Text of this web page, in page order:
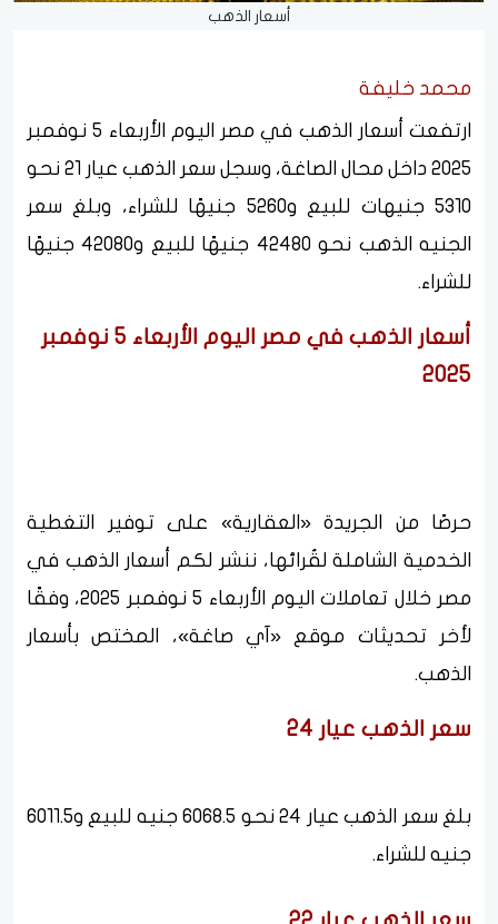
أسعار الذهب
محمد خليفة
ارتفعت أسعار الذهب في مصر اليوم الأربعاء 5 نوفمبر
2025 داخل محال الصاغة، وسجل سعر الذهب عيار 21 نحو
5310 جنيهات للبيع و5260 جنيهًا للشراء، وبلغ سعر
الجنيه الذهب نحو 42480 جنيهًا للبيع و42080 جنيهًا
للشراء.
أسعار الذهب في مصر اليوم الأربعاء 5 نوفمبر
2025
حرصًا من الجريدة «العقارية» على توفير التغطية
الخدمية الشاملة لقُرائها، ننشر لكم أسعار الذهب في
مصر خلال تعاملات اليوم الأربعاء 5 نوفمبر 2025، وفقًا
لأخر تحديثات موقع «آي صاغة»، المختص بأسعار
الذهب.
سعر الذهب عيار 24
بلغ سعر الذهب عيار 24 نحو 6068.5 جنيه للبيع و6011.5
جنيه للشراء.